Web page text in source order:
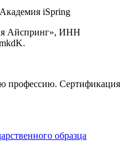
iSpring
Айспринг», ИНН
профессию. Сертификация
образца